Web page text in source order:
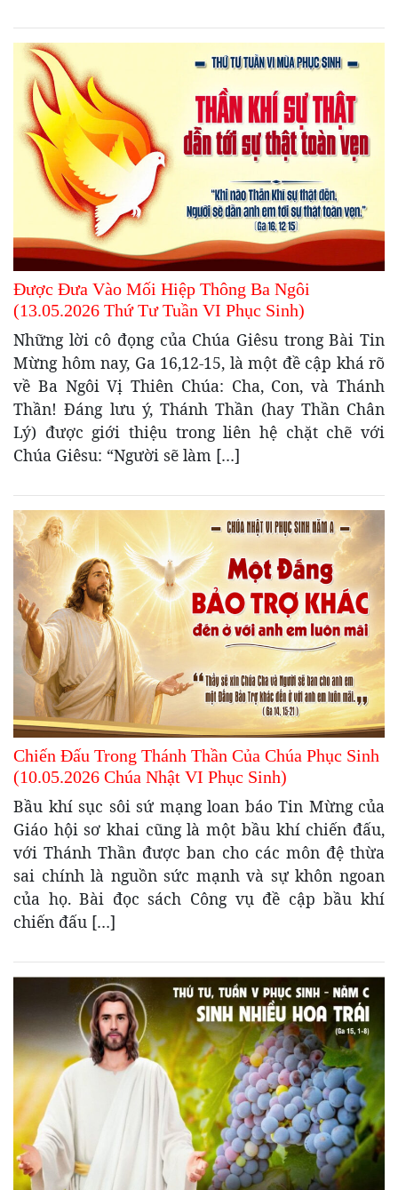
Được Đưa Vào Mối Hiệp Thông Ba Ngôi
(13.05.2026 Thứ Tư Tuần VI Phục Sinh)
Những lời cô đọng của Chúa Giêsu trong Bài Tin
Mừng hôm nay, Ga 16,12-15, là một đề cập khá rõ
về Ba Ngôi Vị Thiên Chúa: Cha, Con, và Thánh
Thần! Đáng lưu ý, Thánh Thần (hay Thần Chân
Lý) được giới thiệu trong liên hệ chặt chẽ với
Chúa Giêsu: “Người sẽ làm […]
Chiến Đấu Trong Thánh Thần Của Chúa Phục Sinh
(10.05.2026 Chúa Nhật VI Phục Sinh)
Bầu khí sục sôi sứ mạng loan báo Tin Mừng của
Giáo hội sơ khai cũng là một bầu khí chiến đấu,
với Thánh Thần được ban cho các môn đệ thừa
sai chính là nguồn sức mạnh và sự khôn ngoan
của họ. Bài đọc sách Công vụ đề cập bầu khí
chiến đấu […]